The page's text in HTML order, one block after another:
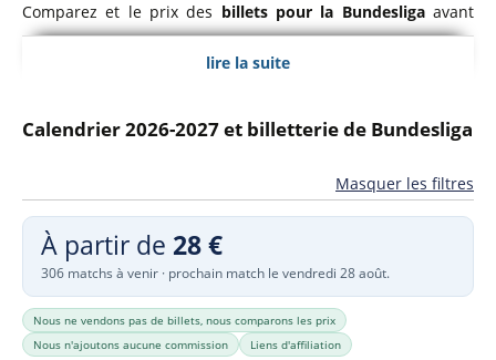
Comparez et le prix des billets pour la Bundesligaavant
d'acheter votre sésame pour votre place au stade.
1903. Ce n'est qu'en 1963 que la Bundesliga adopte le
format de championnat à poule unique qu'on lui connaît
actuellement. Le championnat allemand regroupe les 18
meilleurs équipes professionnelles d'Allemagne et se
dispute sur 34 journées.
lire la suite
Calendrier 2026-2027 et billetterie de Bundesliga
Masquer les filtres
À partir de 28 €
306 matchs à venir · prochain match le vendredi 28 août.
Nous ne vendons pas de billets, nous comparons les prix
Nous n'ajoutons aucune commission
Liens d'affiliation